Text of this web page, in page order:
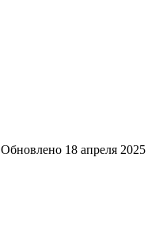
Обновлено 18 апреля 2025